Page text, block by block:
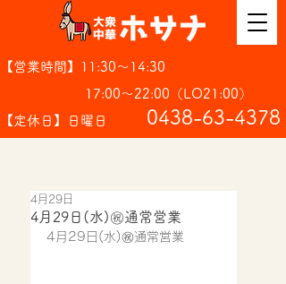
【営業時間】11:30～14:30
17:00～22:00（LO21:00）
【定休日】日曜日
​0438-63-4378
4月29日(水)㊗️通常営業
4月29日
4月29日(水)㊗️通常営業